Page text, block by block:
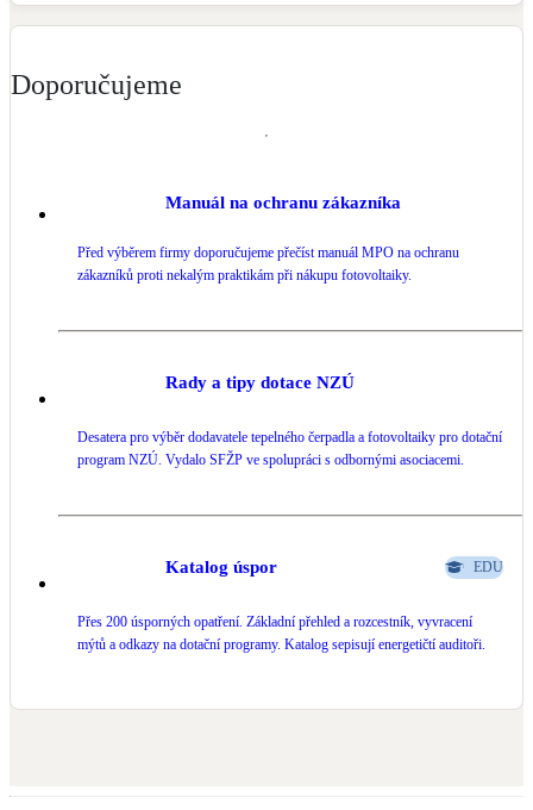
Doporučujeme
Manuál na ochranu zákazníka
Před výběrem firmy doporučujeme přečíst manuál MPO na ochranu
zákazníků proti nekalým praktikám při nákupu fotovoltaiky.
Rady a tipy dotace NZÚ
Desatera pro výběr dodavatele tepelného čerpadla a fotovoltaiky pro dotační
program NZÚ. Vydalo SFŽP ve spolupráci s odbornými asociacemi.
Katalog úspor EDU
Přes 200 úsporných opatření. Základní přehled a rozcestník, vyvracení
mýtů a odkazy na dotační programy. Katalog sepisují energetičtí auditoři.